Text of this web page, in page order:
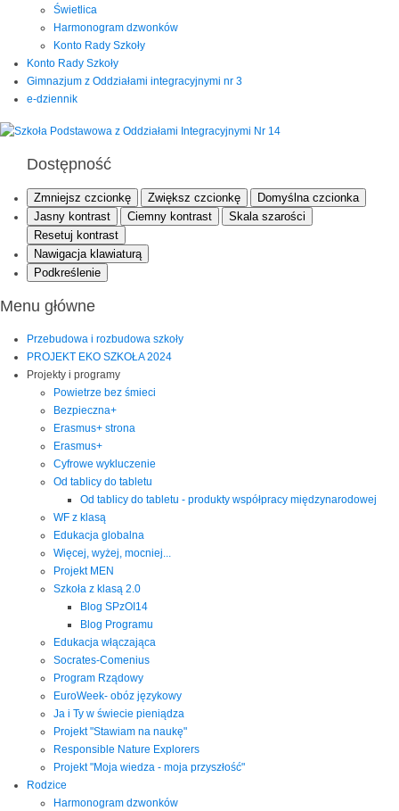
Świetlica
Harmonogram dzwonków
Konto Rady Szkoły
Konto Rady Szkoły
Gimnazjum z Oddziałami integracyjnymi nr 3
e-dziennik
Dostępność
Zmniejsz czcionkę Zwiększ czcionkę
Domyślna czcionka
Jasny kontrast
Ciemny kontrast
Skala szarości
Resetuj kontrast
Nawigacja klawiaturą
Podkreślenie
Menu główne
Przebudowa i rozbudowa szkoły
PROJEKT EKO SZKOŁA 2024
Projekty i programy
Powietrze bez śmieci
Bezpieczna+
Erasmus+ strona
Erasmus+
Cyfrowe wykluczenie
Od tablicy do tabletu
Od tablicy do tabletu - produkty współpracy międzynarodowej
WF z klasą
Edukacja globalna
Więcej, wyżej, mocniej...
Projekt MEN
Szkoła z klasą 2.0
Blog SPzOI14
Blog Programu
Edukacja włączająca
Socrates-Comenius
Program Rządowy
EuroWeek- obóz językowy
Ja i Ty w świecie pieniądza
Projekt "Stawiam na naukę"
Responsible Nature Explorers
Projekt "Moja wiedza - moja przyszłość"
Rodzice
Harmonogram dzwonków